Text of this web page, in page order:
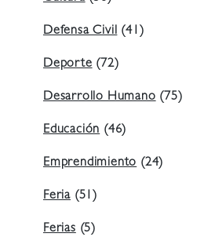
Defensa Civil (41)
Deporte (72)
Desarrollo Humano (75)
Educación (46)
Emprendimiento (24)
Feria (51)
Ferias (5)